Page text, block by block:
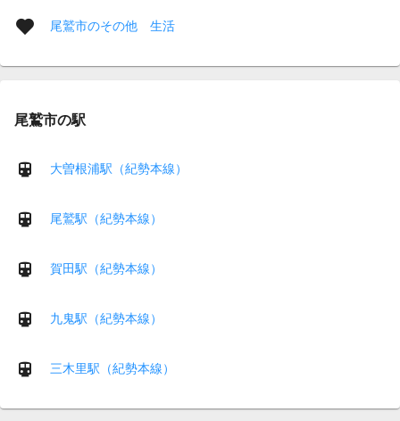
尾鷲市のその他 生活
尾鷲市の駅
大曽根浦駅（紀勢本線）
尾鷲駅（紀勢本線）
賀田駅（紀勢本線）
九鬼駅（紀勢本線）
三木里駅（紀勢本線）